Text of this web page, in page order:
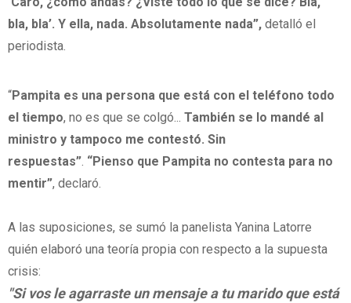
bla, bla’. Y ella, nada. Absolutamente nada”, detalló el
periodista.
“Pampita es una persona que está con el teléfono todo
el tiempo, no es que se colgó... También se lo mandé al
ministro y tampoco me contestó. Sin
respuestas”. “Pienso que Pampita no contesta para no
mentir”, declaró.
A las suposiciones, se sumó la panelista Yanina Latorre
quién elaboró una teoría propia con respecto a la supuesta
crisis:
"Si vos le agarraste un mensaje a tu marido que está